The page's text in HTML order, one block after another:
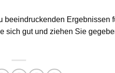
Ergebnissen
sich gut und ziehen Sie